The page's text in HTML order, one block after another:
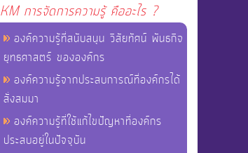
KM การจัดการความรู้ คืออะไร ?
องค์ความรู้ที่สนับสนุน วิสัยทัศน์ พันธกิจ
ยุทธศาสตร์ ขององค์กร
องค์ความรู้จากประสบการณ์ที่องค์กรได้
สั่งสมมา
องค์ความรู้ที่ใช้แก้ไขปัญหาที่องค์กร
ประสบอยู่ในปัจจุบัน